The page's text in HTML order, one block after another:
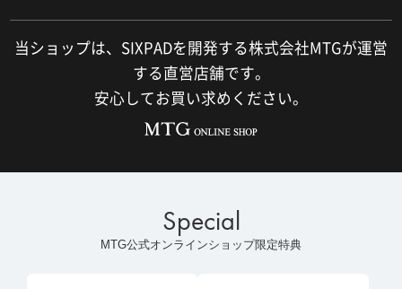
当ショップは、SIXPADを開発する株式会社MTGが運営
する直営店舗です。
安心してお買い求めください。
Special
MTG公式オンラインショップ限定特典